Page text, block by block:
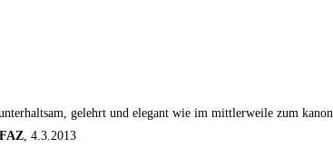
gelehrt und elegant wie im mittlerweile zum
FAZ, 4.3.2013